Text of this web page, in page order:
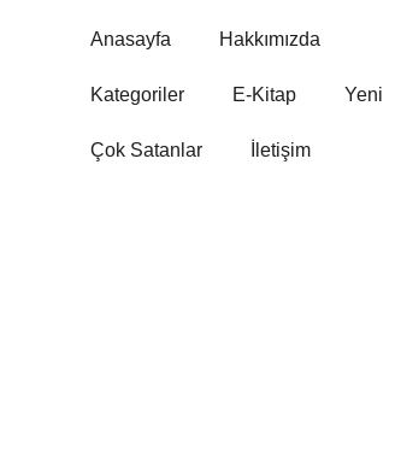
Anasayfa Hakkımızda
Kategoriler E-Kitap Yeni
Çok Satanlar İletişim